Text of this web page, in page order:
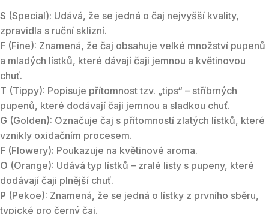
S (Special): Udává, že se jedná o čaj nejvyšší kvality,
zpravidla s ruční sklizní.
F (Fine): Znamená, že čaj obsahuje velké množství pupenů
a mladých lístků, které dávají čaji jemnou a květinovou
chuť.
T (Tippy): Popisuje přítomnost tzv. „tips“ – stříbrných
pupenů, které dodávají čaji jemnou a sladkou chuť.
G (Golden): Označuje čaj s přítomností zlatých lístků, které
vznikly oxidačním procesem.
F (Flowery): Poukazuje na květinové aroma.
O (Orange): Udává typ lístků – zralé listy s pupeny, které
dodávají čaji plnější chuť.
P (Pekoe): Znamená, že se jedná o lístky z prvního sběru,
typické pro černý čaj.